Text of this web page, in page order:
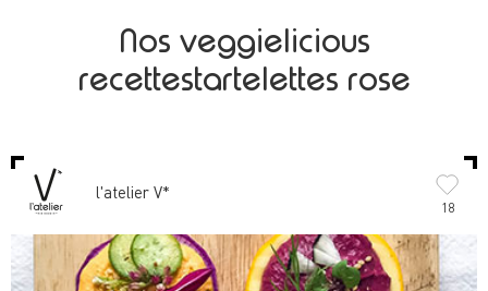
Nos veggielicious
recettestartelettes rose
l'atelier V*
18